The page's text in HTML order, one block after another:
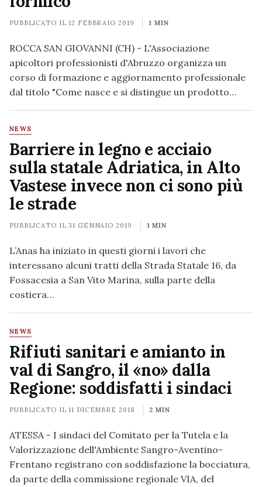
PUBBLICATO IL12 FEBBRAIO 2019 1 MIN
ROCCA SAN GIOVANNI (CH) - L'Associazione
apicoltori professionisti d'Abruzzo organizza un
corso di formazione e aggiornamento professionale
dal titolo "Come nasce e si distingue un prodotto…
NEWS
Barriere in legno e acciaio
sulla statale Adriatica, in Alto
Vastese invece non ci sono più
le strade
PUBBLICATO IL31 GENNAIO 2019 1 MIN
L’Anas ha iniziato in questi giorni i lavori che
interessano alcuni tratti della Strada Statale 16, da
Fossacesia a San Vito Marina, sulla parte della
costiera…
NEWS
Rifiuti sanitari e amianto in
val di Sangro, il «no» dalla
Regione: soddisfatti i sindaci
PUBBLICATO IL11 DICEMBRE 2018 2 MIN
ATESSA - I sindaci del Comitato per la Tutela e la
Valorizzazione dell'Ambiente Sangro-Aventino-
Frentano registrano con soddisfazione la bocciatura,
da parte della commissione regionale VIA, del